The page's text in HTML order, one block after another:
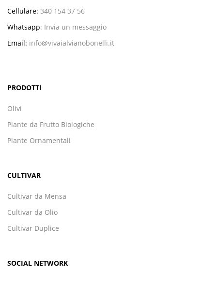
Cellulare: 340 154 37 56
Whatsapp: Invia un messaggio
Email: info@vivaialvianobonelli.it
PRODOTTI
Olivi
Piante da Frutto Biologiche
Piante Ornamentali
CULTIVAR
Cultivar da Mensa
Cultivar da Olio
Cultivar Duplice
SOCIAL NETWORK